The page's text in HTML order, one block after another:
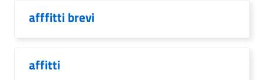
afffitti brevi
affitti